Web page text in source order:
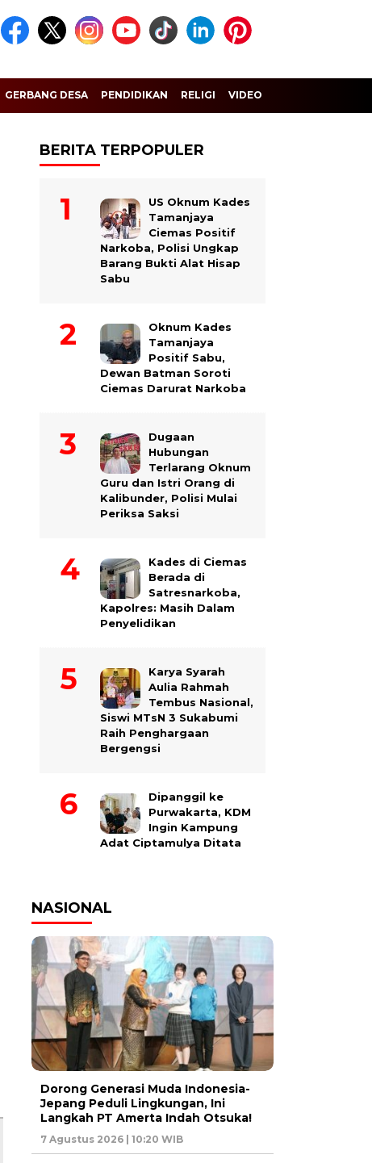
GERBANG DESA PENDIDIKAN RELIGI VIDEO
BERITA TERPOPULER
US Oknum Kades
Tamanjaya
Ciemas Positif
Narkoba, Polisi Ungkap
Barang Bukti Alat Hisap
Sabu
Oknum Kades
Tamanjaya
Positif Sabu,
Dewan Batman Soroti
Ciemas Darurat Narkoba
Dugaan
Hubungan
Terlarang Oknum
Guru dan Istri Orang di
Kalibunder, Polisi Mulai
Periksa Saksi
Kades di Ciemas
Berada di
Satresnarkoba,
Kapolres: Masih Dalam
Penyelidikan
Karya Syarah
Aulia Rahmah
Tembus Nasional,
Siswi MTsN 3 Sukabumi
Raih Penghargaan
Bergengsi
Dipanggil ke
Purwakarta, KDM
Ingin Kampung
Adat Ciptamulya Ditata
NASIONAL
Dorong Generasi Muda Indonesia-
Jepang Peduli Lingkungan, Ini
Langkah PT Amerta Indah Otsuka!
7 Agustus 2026 | 10:20 WIB